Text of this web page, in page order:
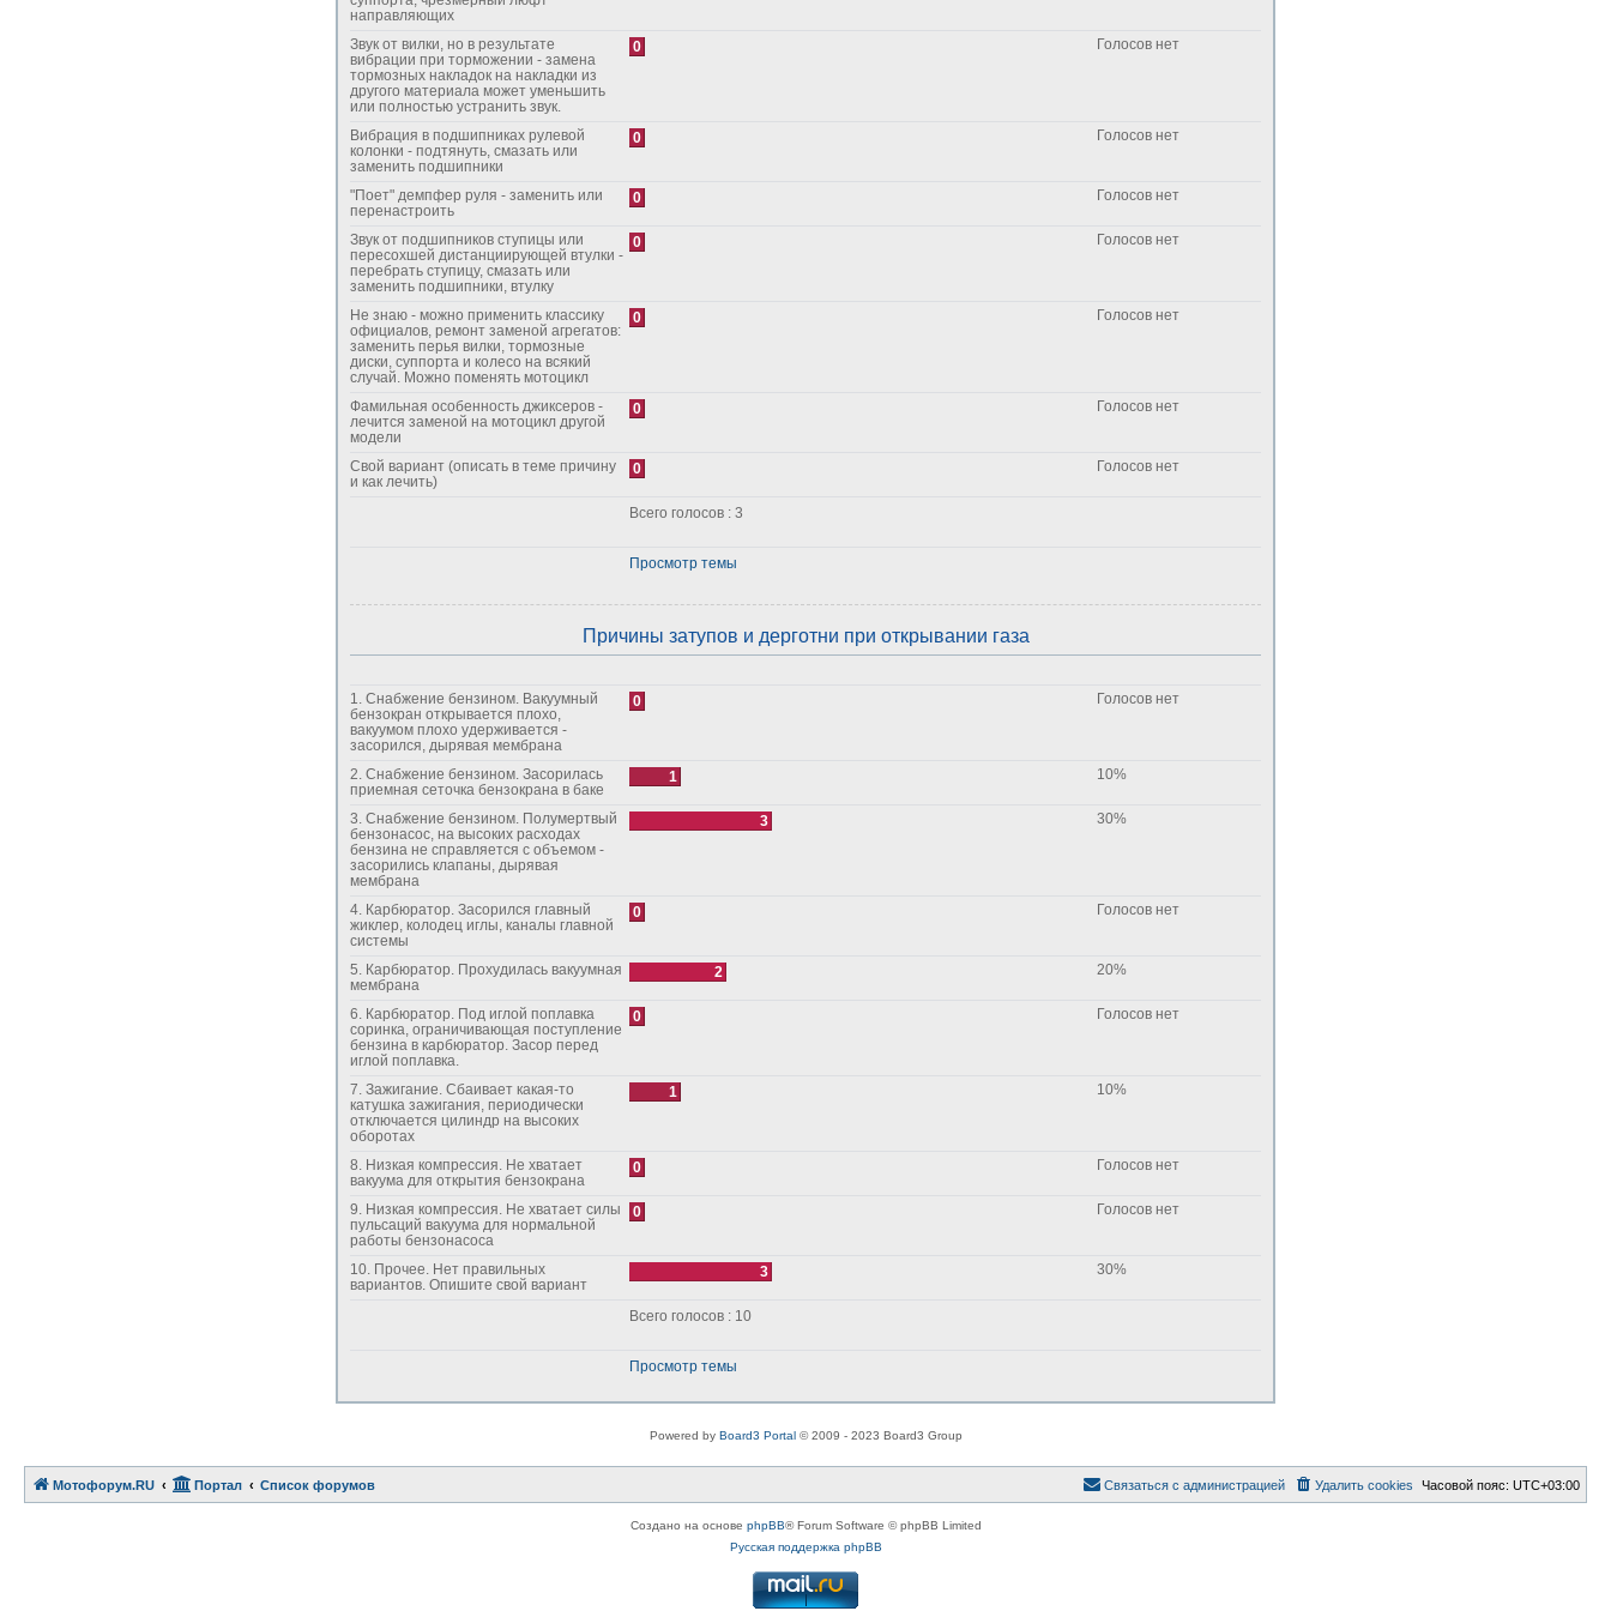
направляющих
Звук от вилки, но в результате
вибрации при торможении - замена
тормозных накладок на накладки из
другого материала может уменьшить
или полностью устранить звук.
0 Голосов нет
Вибрация в подшипниках рулевой
колонки - подтянуть, смазать или
заменить подшипники
0 Голосов нет
"Поет" демпфер руля - заменить или
перенастроить
0 Голосов нет
Звук от подшипников ступицы или
пересохшей дистанциирующей втулки -
перебрать ступицу, смазать или
заменить подшипники, втулку
0 Голосов нет
Не знаю - можно применить классику
официалов, ремонт заменой агрегатов:
заменить перья вилки, тормозные
диски, суппорта и колесо на всякий
случай. Можно поменять мотоцикл
0 Голосов нет
Фамильная особенность джиксеров -
лечится заменой на мотоцикл другой
модели
0 Голосов нет
Свой вариант (описать в теме причину
и как лечить)
0 Голосов нет
Всего голосов : 3
Просмотр темы
Причины затупов и дерготни при открывании газа
1. Снабжение бензином. Вакуумный
бензокран открывается плохо,
вакуумом плохо удерживается -
засорился, дырявая мембрана
0 Голосов нет
2. Снабжение бензином. Засорилась
приемная сеточка бензокрана в баке
1 10%
3. Снабжение бензином. Полумертвый
бензонасос, на высоких расходах
бензина не справляется с объемом -
засорились клапаны, дырявая
мембрана
3 30%
4. Карбюратор. Засорился главный
жиклер, колодец иглы, каналы главной
системы
0 Голосов нет
5. Карбюратор. Прохудилась вакуумная
мембрана
2 20%
6. Карбюратор. Под иглой поплавка
соринка, ограничивающая поступление
бензина в карбюратор. Засор перед
иглой поплавка.
0 Голосов нет
7. Зажигание. Сбаивает какая-то
катушка зажигания, периодически
отключается цилиндр на высоких
оборотах
1 10%
8. Низкая компрессия. Не хватает
вакуума для открытия бензокрана
0 Голосов нет
9. Низкая компрессия. Не хватает силы
пульсаций вакуума для нормальной
работы бензонасоса
0 Голосов нет
10. Прочее. Нет правильных
вариантов. Опишите свой вариант
3 30%
Всего голосов : 10
Просмотр темы
Powered by Board3 Portal© 2009 - 2023 Board3 Group
Мотофорум.RU Портал Список форумов Часовой пояс: UTC+03:00
Удалить cookies
Связаться с администрацией
Создано на основе phpBB® Forum Software © phpBB Limited
Русская поддержка phpBB